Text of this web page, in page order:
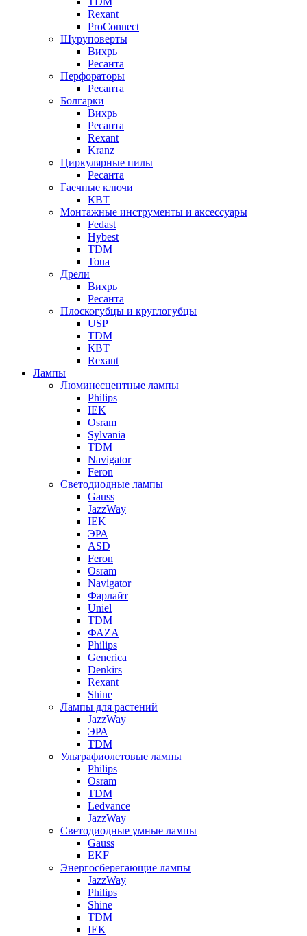
Rexant
ProConnect
Шуруповерты
Вихрь
Ресанта
Перфораторы
Ресанта
Болгарки
Вихрь
Ресанта
Rexant
Kranz
Циркулярные пилы
Ресанта
Гаечные ключи
КВТ
Монтажные инструменты и аксессуары
Fedast
Hybest
TDM
Toua
Дрели
Вихрь
Ресанта
Плоскогубцы и круглогубцы
USP
TDM
КВТ
Rexant
Лампы
Люминесцентные лампы
Philips
IEK
Osram
Sylvania
TDM
Navigator
Feron
Светодиодные лампы
Gauss
JazzWay
IEK
ЭРА
ASD
Feron
Osram
Navigator
Фарлайт
Uniel
TDM
ФАZА
Philips
Generica
Denkirs
Rexant
Shine
Лампы для растений
JazzWay
ЭРА
TDM
Ультрафиолетовые лампы
Philips
Osram
TDM
Ledvance
JazzWay
Светодиодные умные лампы
Gauss
EKF
Энергосберегающие лампы
JazzWay
Philips
Shine
TDM
IEK